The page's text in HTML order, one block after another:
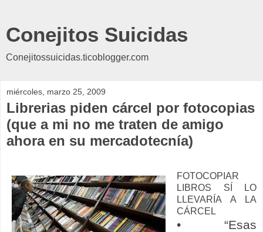
Conejitos Suicidas
Conejitossuicidas.ticoblogger.com
miércoles, marzo 25, 2009
Librerias piden cárcel por fotocopias
(que a mi no me traten de amigo
ahora en su mercadotecnía)
FOTOCOPIAR
LIBROS SÍ LO
LLEVARÍA A LA
CÁRCEL
• “Esas